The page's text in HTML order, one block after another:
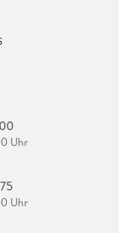
Uhr
Uhr